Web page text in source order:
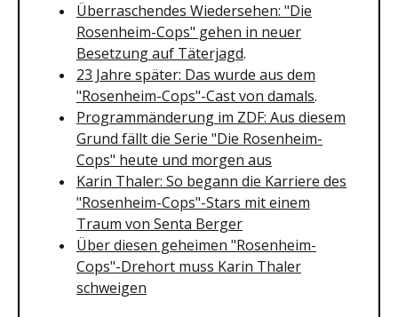
Überraschendes Wiedersehen: "Die
Rosenheim-Cops" gehen in neuer
Besetzung auf Täterjagd.
23 Jahre später: Das wurde aus dem
"Rosenheim-Cops"-Cast von damals.
Programmänderung im ZDF: Aus diesem
Grund fällt die Serie "Die Rosenheim-
Cops" heute und morgen aus
Karin Thaler: So begann die Karriere des
"Rosenheim-Cops"-Stars mit einem
Traum von Senta Berger
Über diesen geheimen "Rosenheim-
Cops"-Drehort muss Karin Thaler
schweigen